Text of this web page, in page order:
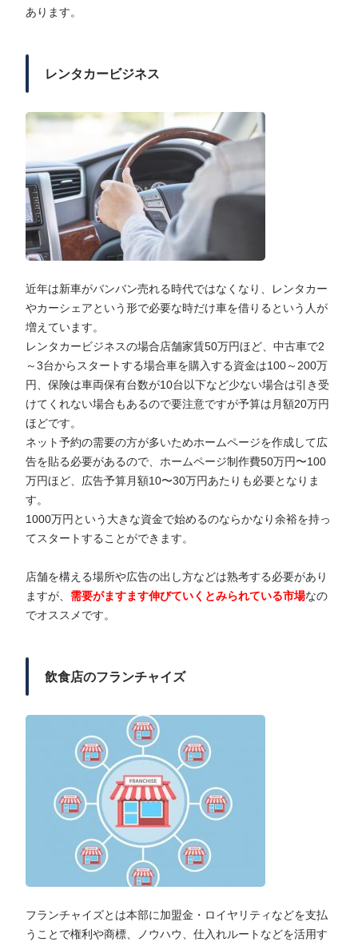
あります。
レンタカービジネス
近年は新車がバンバン売れる時代ではなくなり、レンタカー
やカーシェアという形で必要な時だけ車を借りるという人が
増えています。
レンタカービジネスの場合店舗家賃50万円ほど、中古車で2
～3台からスタートする場合車を購入する資金は100～200万
円、保険は車両保有台数が10台以下など少ない場合は引き受
けてくれない場合もあるので要注意ですが予算は月額20万円
ほどです。
ネット予約の需要の方が多いためホームページを作成して広
告を貼る必要があるので、ホームページ制作費50万円〜100
万円ほど、広告予算月額10〜30万円あたりも必要となりま
す。
1000万円という大きな資金で始めるのならかなり余裕を持っ
てスタートすることができます。
店舗を構える場所や広告の出し方などは熟考する必要があり
ますが、 需要がますます伸びていくとみられている市場なの
でオススメです。
飲食店のフランチャイズ
フランチャイズとは本部に加盟金・ロイヤリティなどを支払
うことで権利や商標、ノウハウ、仕入れルートなどを活用す